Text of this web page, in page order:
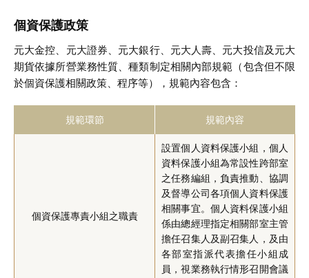
個資保護政策
元大金控、元大證券、元大銀行、元大人壽、元大投信及元大
期貨依據所營業務性質、種類制定相關內部規範（包含但不限
於個資保護相關政策、程序等），規範內容包含：
規範環節 規範內容
個資保護專責小組之職責
設置個人資料保護小組，個人
資料保護小組為常設性跨部室
之任務編組，負責推動、協調
及督導公司各項個人資料保護
相關事宜。個人資料保護小組
係由總經理指定相關部室主管
擔任召集人及副召集人，及由
各部室指派代表擔任小組成
員，視業務執行情形召開會議